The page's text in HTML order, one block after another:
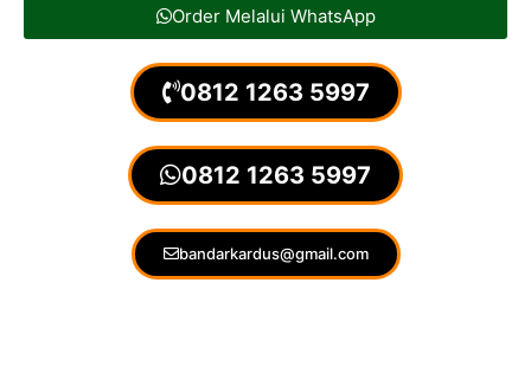
Order Melalui WhatsApp
0812 1263 5997
0812 1263 5997
bandarkardus@gmail.com